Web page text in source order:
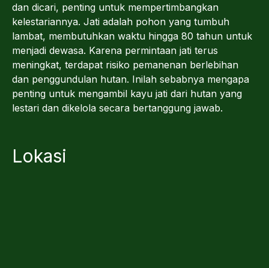
dan dicari, penting untuk mempertimbangkan
kelestariannya. Jati adalah pohon yang tumbuh
lambat, membutuhkan waktu hingga 80 tahun untuk
menjadi dewasa. Karena permintaan jati terus
meningkat, terdapat risiko pemanenan berlebihan
dan penggundulan hutan. Inilah sebabnya mengapa
penting untuk mengambil kayu jati dari hutan yang
lestari dan dikelola secara bertanggung jawab.
Lokasi